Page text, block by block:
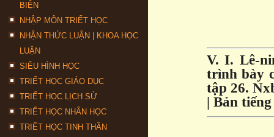
BIỆN
NHẬP MÔN TRIẾT HỌC
NHẬN THỨC LUẬN | KHOA HỌC
LUẬN
SIÊU HÌNH HỌC
TRIẾT HỌC GIÁO DỤC
TRIẾT HỌC LỊCH SỬ
TRIẾT HỌC NHÂN HỌC
TRIẾT HỌC TINH THẦN
V. I. Lê-
trình bày
tập 26.
| Bản